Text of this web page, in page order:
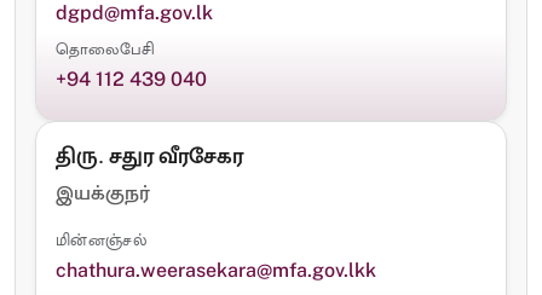
dgpd@mfa.gov.lk
தொலைபேசி
+94 112 439 040
திரு. சதுர வீரசேகர
இயக்குநர்
மின்னஞ்சல்
chathura.weerasekara@mfa.gov.lkk